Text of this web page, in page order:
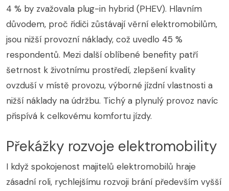
4 % by zvažovala plug-in hybrid (PHEV). Hlavním
důvodem, proč řidiči zůstávají věrní elektromobilům,
jsou nižší provozní náklady, což uvedlo 45 %
respondentů. Mezi další oblíbené benefity patří
šetrnost k životnímu prostředí, zlepšení kvality
ovzduší v místě provozu, výborné jízdní vlastnosti a
nižší náklady na údržbu. Tichý a plynulý provoz navíc
přispívá k celkovému komfortu jízdy.
Překážky rozvoje elektromobility
I když spokojenost majitelů elektromobilů hraje
zásadní roli, rychlejšímu rozvoji brání především vyšší